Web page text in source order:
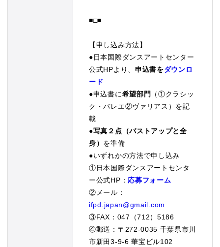
■□■
【申し込み方法】
●日本国際ダンスアートセンター
公式HPより、 申込書をダウンロ
ード
●申込書に希望部門
（①クラシッ
ク・バレエ②ヴァリアス）を記
載
●写真２点（バストアップと全
身） を準備
●いずれかの方法で申し込み
①日本国際ダンスアートセンタ
ー公式HP： 応募フォーム
②メール：
ifpd.japan@gmail.com
③FAX：047（712）5186
④郵送：〒272-0035 千葉県市川
市新田3-9-6 華宝ビル102